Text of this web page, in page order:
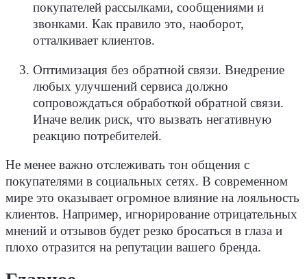
покупателей рассылками, сообщениями и
звонками. Как правило это, наоборот,
отталкивает клиентов.
Оптимизация без обратной связи. Внедрение
любых улучшений сервиса должно
сопровождаться обработкой обратной связи.
Иначе велик риск, что вызвать негативную
реакцию потребителей.
Не менее важно отслеживать тон общения с
покупателями в социальных сетях. В современном
мире это оказывает огромное влияние на лояльность
клиентов. Например, игнорирование отрицательных
мнений и отзывов будет резко бросаться в глаза и
плохо отразится на репутации вашего бренда.